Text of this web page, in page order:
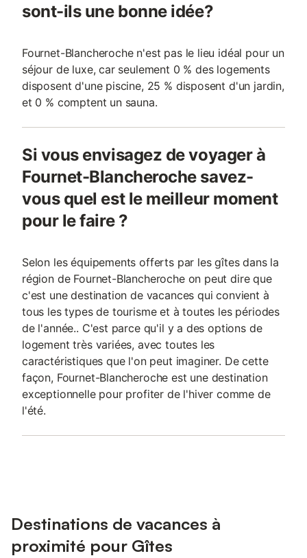
sont-ils une bonne idée?
Fournet-Blancheroche n'est pas le lieu idéal pour un
séjour de luxe, car seulement 0 % des logements
disposent d'une piscine, 25 % disposent d'un jardin,
et 0 % comptent un sauna.
Si vous envisagez de voyager à
Fournet-Blancheroche savez-
vous quel est le meilleur moment
pour le faire ?
Selon les équipements offerts par les gîtes dans la
région de Fournet-Blancheroche on peut dire que
c'est une destination de vacances qui convient à
tous les types de tourisme et à toutes les périodes
de l'année.. C'est parce qu'il y a des options de
logement très variées, avec toutes les
caractéristiques que l'on peut imaginer. De cette
façon, Fournet-Blancheroche est une destination
exceptionnelle pour profiter de l'hiver comme de
l'été.
Destinations de vacances à
proximité pour Gîtes